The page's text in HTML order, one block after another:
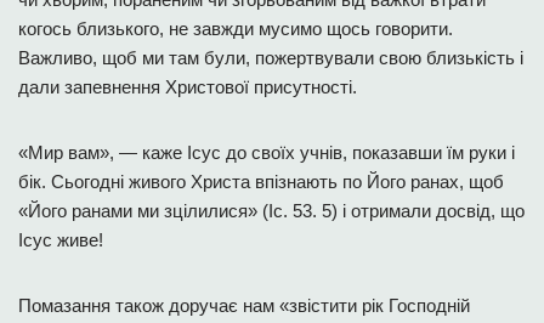
когось близького, не завжди мусимо щось говорити.
Важливо, щоб ми там були, пожертвували свою близькість і
дали запевнення Христової присутності.
«Мир вам», — каже Ісус до своїх учнів, показавши їм руки і
бік. Сьогодні живого Христа впізнають по Його ранах, щоб
«Його ранами ми зцілилися» (Іс. 53. 5) і отримали досвід, що
Ісус живе!
Помазання також доручає нам «звістити рік Господній